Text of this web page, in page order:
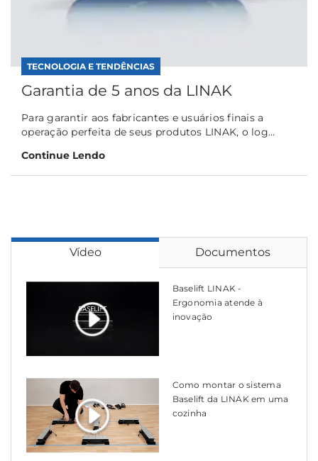
TECNOLOGIA E TENDÊNCIAS
Garantia de 5 anos da LINAK
Para garantir aos fabricantes e usuários finais a
operação perfeita de seus produtos LINAK, o log...
Continue Lendo
Vídeo Documentos
Baselift LINAK -
Ergonomia atende à
inovação
Como montar o sistema
Baselift da LINAK em uma
cozinha